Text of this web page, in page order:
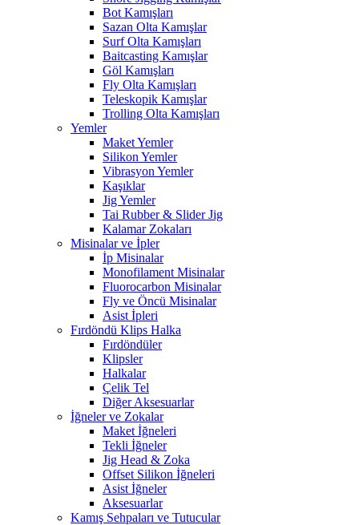
Bot Kamışları
Sazan Olta Kamışlar
Surf Olta Kamışları
Baitcasting Kamışlar
Göl Kamışları
Fly Olta Kamışları
Teleskopik Kamışlar
Trolling Olta Kamışları
Yemler
Maket Yemler
Silikon Yemler
Vibrasyon Yemler
Kaşıklar
Jig Yemler
Tai Rubber & Slider Jig
Kalamar Zokaları
Misinalar ve İpler
İp Misinalar
Monofilament Misinalar
Fluorocarbon Misinalar
Fly ve Öncü Misinalar
Asist İpleri
Fırdöndü Klips Halka
Fırdöndüler
Klipsler
Halkalar
Çelik Tel
Diğer Aksesuarlar
İğneler ve Zokalar
Maket İğneleri
Tekli İğneler
Jig Head & Zoka
Offset Silikon İğneleri
Asist İğneler
Aksesuarlar
Kamış Sehpaları ve Tutucular